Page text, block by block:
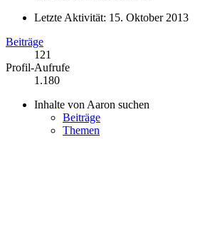
Letzte Aktivität: 15. Oktober 2013
Beiträge
121
Profil-Aufrufe
1.180
Inhalte von Aaron suchen
Beiträge
Themen